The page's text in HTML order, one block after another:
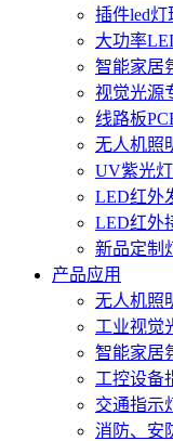
插件led灯
大功率
智能家居
视觉光源
线路板
无人机照
UV紫光
LED红外
LED红外
新品定制
产品应用
无人机照
工业视觉
智能家居
工控设备
交通指示
消防、安